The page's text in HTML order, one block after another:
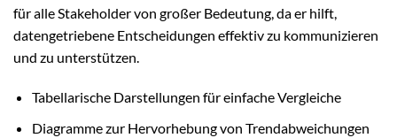
für alle Stakeholder von großer Bedeutung, da er hilft,
datengetriebene Entscheidungen effektiv zu kommunizieren
und zu unterstützen.
Tabellarische Darstellungen für einfache Vergleiche
Diagramme zur Hervorhebung von Trendabweichungen